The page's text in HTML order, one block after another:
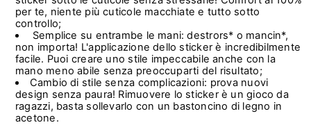
per te, niente più cuticole macchiate e tutto sotto
controllo;
Semplice su entrambe le mani: destrors* o mancin*,
non importa! L'applicazione dello sticker è incredibilmente
facile. Puoi creare uno stile impeccabile anche con la
mano meno abile senza preoccuparti del risultato;
Cambio di stile senza complicazioni: prova nuovi
design senza paura! Rimuovere lo sticker è un gioco da
ragazzi, basta sollevarlo con un bastoncino di legno in
acetone.